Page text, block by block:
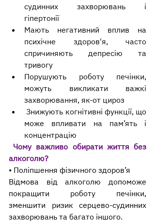
судинних захворювань і
гіпертонії
Мають негативний вплив на
психічне здоров'я, часто
спричиняють депресію та
тривогу
Порушують роботу печінки,
можуть викликати важкі
захворювання, як-от цироз
Знижують когнітивні функції, що
може впливати на пам’ять і
концентрацію
Чому важливо обирати життя без
алкоголю?
• Поліпшення фізичного здоров’я
Відмова від алкоголю допоможе
покращити роботу печінки,
зменшити ризик серцево-судинних
захворювань та багато іншого.